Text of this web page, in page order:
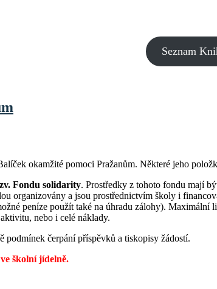
Seznam
okamžité pomoci Pražanům. Některé jeho
Fondu solidarity. Prostředky z tohoto fondu mají
organizovány a jsou prostřednictvím školy i
peníze použít také na úhradu zálohy).
nebo i celé náklady.
podmínek čerpání příspěvků a tiskopisy žádostí.
školní jídelně.